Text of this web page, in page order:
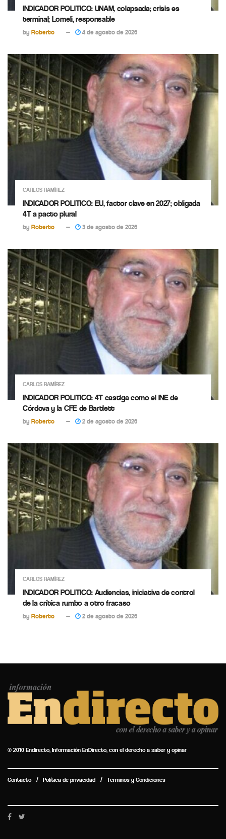
INDICADOR POLITICO: UNAM, colapsada; crisis es
terminal; Lomeli, responsable
by Roberto 4 de agosto de 2026
CARLOS RAMÍREZ
INDICADOR POLITICO: EU, factor clave en 2027; obligada
4T a pacto plural
by Roberto 3 de agosto de 2026
CARLOS RAMÍREZ
INDICADOR POLITICO: 4T castiga como el INE de
Córdova y la CFE de Bartlett
by Roberto 2 de agosto de 2026
CARLOS RAMÍREZ
INDICADOR POLITICO: Audiencias, iniciativa de control
de la crítica rumbo a otro fracaso
by Roberto 2 de agosto de 2026
© 2010 Endirecto, Información EnDirecto, con el derecho a saber y opinar
Contacto Política de privacidad Terminos y Condiciones